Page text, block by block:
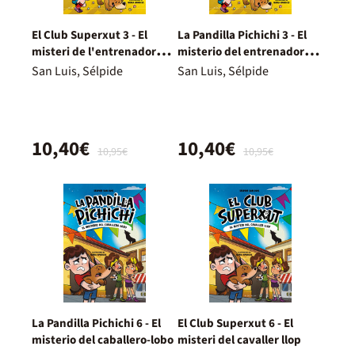
El Club Superxut 3 - El
misteri de l'entrenador
fantasma
San Luis, Sélpide
10,95€
10,40€
La Pandilla Pichichi 3 - El
misterio del entrenador
fantasma
San Luis, Sélpide
10,95€
10,40€
La Pandilla Pichichi 6 - El
misterio del caballero-lobo
El Club Superxut 6 - El
misteri del cavaller llop